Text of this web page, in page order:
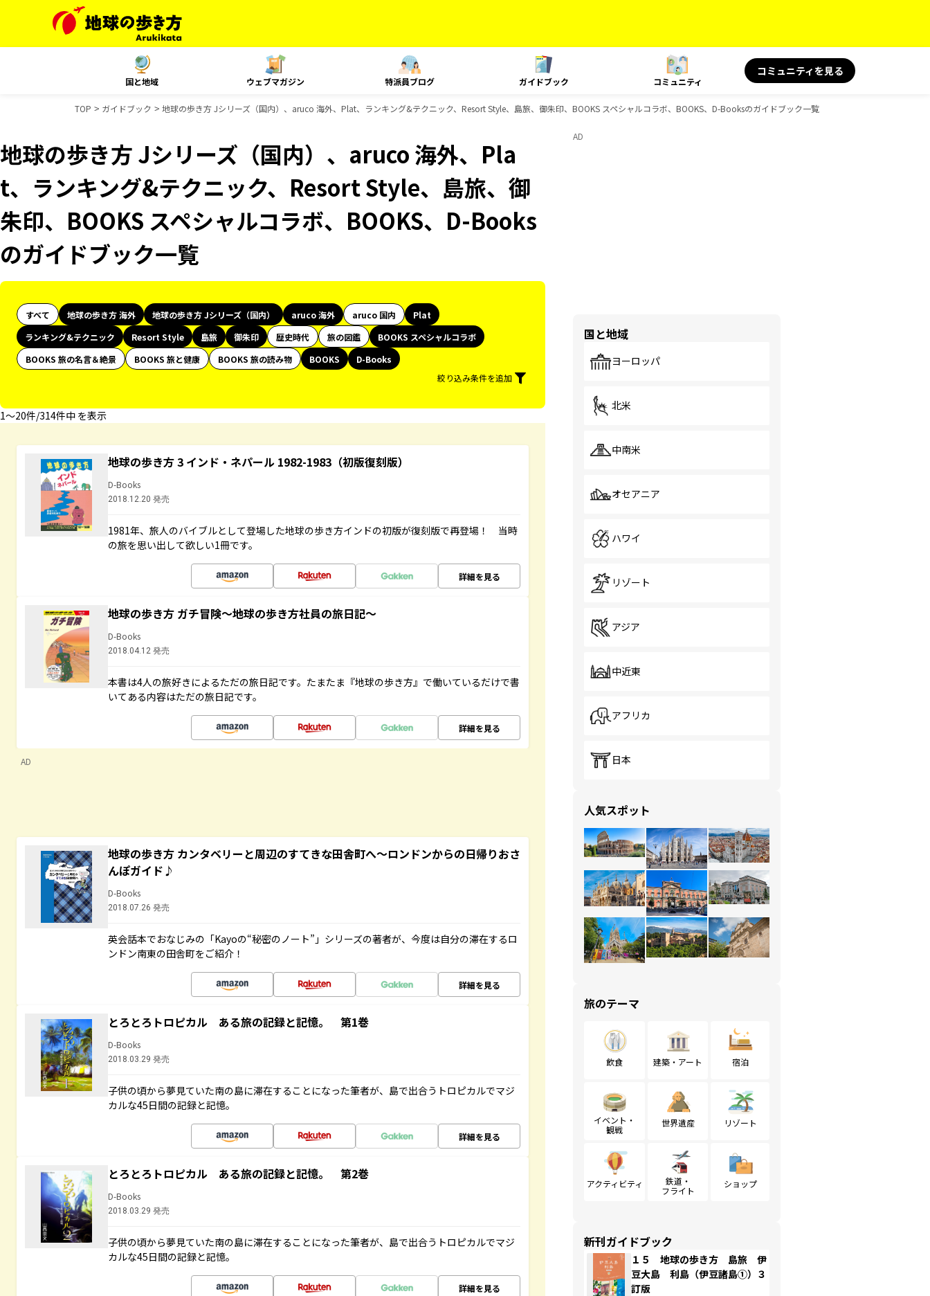
国と地域 ウェブマガジン 特派員ブログ ガイドブック コミュニティ
コミュニティを見る
TOP ガイドブック 地球の歩き方 Jシリーズ（国内）、aruco 海外、Plat、ランキング&テクニック、Resort Style、島旅、御朱印、BOOKS スペシャルコラボ、BOOKS、D-Booksのガイドブック一覧
地球の歩き方 Jシリーズ（国内）、aruco 海外、Pla
t、ランキング&テクニック、Resort Style、島旅、御
朱印、BOOKS スペシャルコラボ、BOOKS、D-Books
のガイドブック一覧
すべて 地球の歩き方 海外 地球の歩き方 Jシリーズ（国内） aruco 海外 aruco 国内
Plat
ランキング&テクニック
Resort Style 島旅 御朱印 歴史時代 旅の図鑑
BOOKS スペシャルコラボ
BOOKS 旅の名言＆絶景
BOOKS 旅と健康 BOOKS 旅の読み物 BOOKS
D-Books
絞り込み条件を追加
1〜20件/314件中 を表示
地球の歩き方 3 インド・ネパール 1982-1983（初版復刻版）
D-Books
2018.12.20 発売
1981年、旅人のバイブルとして登場した地球の歩き方インドの初版が復刻版で再登場！ 当時
の旅を思い出して欲しい1冊です。
詳細を見る
地球の歩き方 ガチ冒険～地球の歩き方社員の旅日記～
D-Books
2018.04.12 発売
本書は4人の旅好きによるただの旅日記です。たまたま『地球の歩き方』で働いているだけで書
いてある内容はただの旅日記です。
詳細を見る
AD
地球の歩き方 カンタベリーと周辺のすてきな田舎町へ～ロンドンからの日帰りおさ
んぽガイド♪
D-Books
2018.07.26 発売
英会話本でおなじみの「Kayoの“秘密のノート”」シリーズの著者が、今度は自分の滞在するロ
ンドン南東の田舎町をご紹介！
詳細を見る
とろとろトロピカル ある旅の記録と記憶。 第1巻
D-Books
2018.03.29 発売
子供の頃から夢見ていた南の島に滞在することになった筆者が、島で出合うトロピカルでマジ
カルな45日間の記録と記憶。
詳細を見る
とろとろトロピカル ある旅の記録と記憶。 第2巻
D-Books
2018.03.29 発売
子供の頃から夢見ていた南の島に滞在することになった筆者が、島で出合うトロピカルでマジ
カルな45日間の記録と記憶。
詳細を見る
AD
国と地域
ヨーロッパ
北米
中南米
オセアニア
ハワイ
リゾート
アジア
中近東
アフリカ
日本
人気スポット
旅のテーマ
飲食 建築・アート 宿泊
イベント・
観戦
世界遺産 リゾート
アクティビティ
鉄道・
フライト
ショップ
新刊ガイドブック
１５ 地球の歩き方 島旅 伊
豆大島 利島（伊豆諸島①）３
訂版